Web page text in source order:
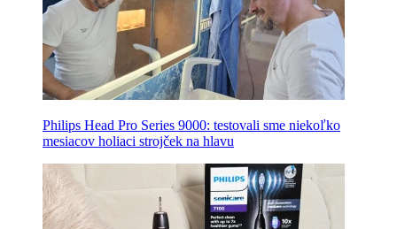
Philips Head Pro Series 9000: testovali sme niekoľko
mesiacov holiaci strojček na hlavu